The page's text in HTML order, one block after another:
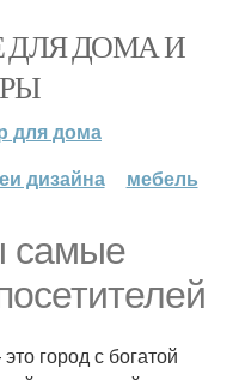
ДЛЯ ДОМА И
для дома
дизайна мебель
самые
город с богатой